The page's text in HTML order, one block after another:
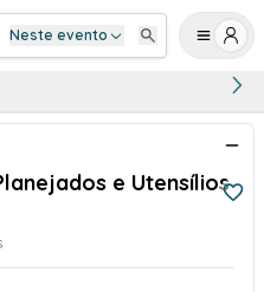
Neste evento
e Utensílios